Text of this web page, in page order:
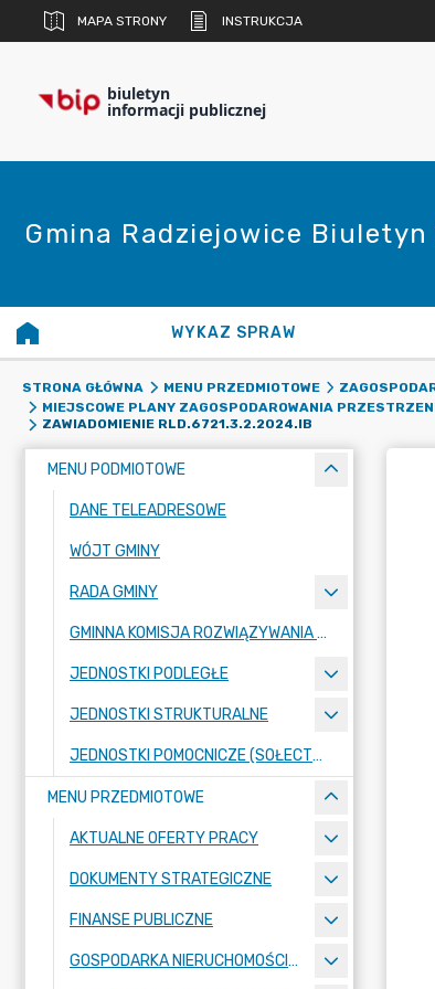
MAPA STRONY INSTRUKCJA
biuletyn
informacji publicznej
Gmina Radziejowice
WYKAZ SPRAW
STRONA GŁÓWNA MENU PRZEDMIOTOWE
MIEJSCOWE PLANY ZAGOSPODAROWANIA
ZAWIADOMIENIE RLD.6721.3.2.2024.IB
MENU PODMIOTOWE
DANE TELEADRESOWE
WÓJT GMINY
RADA GMINY
GMINNA KOMISJA ROZWIĄZYWANIA PROBLEMÓW ALKOHOLOWYCH
JEDNOSTKI PODLEGŁE
JEDNOSTKI STRUKTURALNE
JEDNOSTKI POMOCNICZE (SOŁECTWA)
MENU PRZEDMIOTOWE
AKTUALNE OFERTY PRACY
DOKUMENTY STRATEGICZNE
FINANSE PUBLICZNE
GOSPODARKA NIERUCHOMOŚCIAMI